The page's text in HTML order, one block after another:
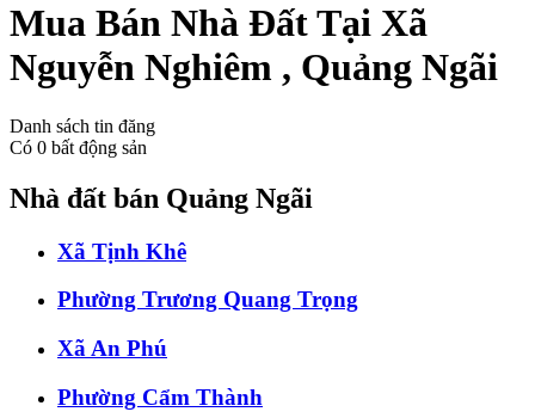
Mua Bán Nhà Đất Tại Xã
Nguyễn Nghiêm , Quảng Ngãi
Danh sách tin đăng
Có 0 bất động sản
Nhà đất bán Quảng Ngãi
Xã Tịnh Khê
Phường Trương Quang Trọng
Xã An Phú
Phường Cẩm Thành